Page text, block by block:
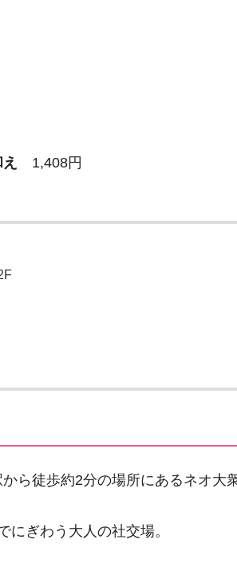
1,408円
ら徒歩約2分の場所にあるネオ大
ぎわう大人の社交場。